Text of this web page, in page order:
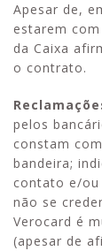
Apesar de,
estarem
da Caixa
o contrato.
pelos
constam
bandeira;
contato e/ou
não se
Verocard é
(apesar de